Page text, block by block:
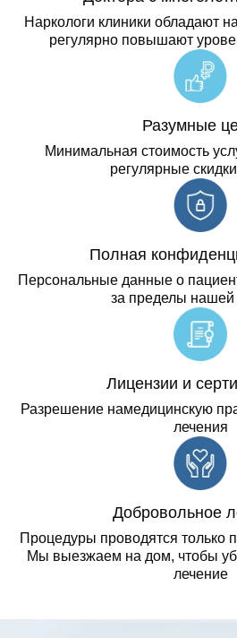
Наркологи клиники обладают
регулярно повышают
Разумные
Минимальная стоимость
регулярные
Полная
Персональные данные о
за пределы нашей
Лицензии и
Разрешение намедицинскую
лечения
Добровольное
Процедуры проводятся только
Мы выезжаем на дом, чтобы
лечение